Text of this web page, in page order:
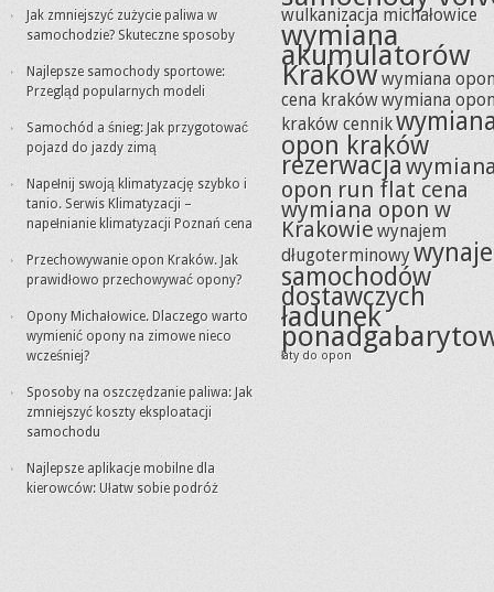
Jak zmniejszyć zużycie paliwa w
samochodzie? Skuteczne sposoby
Najlepsze samochody sportowe:
Przegląd popularnych modeli
Samochód a śnieg: Jak przygotować
pojazd do jazdy zimą
Napełnij swoją klimatyzację szybko i
tanio. Serwis Klimatyzacji –
napełnianie klimatyzacji Poznań cena
Przechowywanie opon Kraków. Jak
prawidłowo przechowywać opony?
Opony Michałowice. Dlaczego warto
wymienić opony na zimowe nieco
wcześniej?
Sposoby na oszczędzanie paliwa: Jak
zmniejszyć koszty eksploatacji
samochodu
Najlepsze aplikacje mobilne dla
kierowców: Ułatw sobie podróż
wulkanizacja michałowice
wymiana
akumulatorów
Krakówwymiana
cena krakówwymiana
kraków cennik
opon kraków
rezerwacja
opon run flat cena
wymiana opon w
Krakowiewynajem
długoterminowy
samochodów
dostawczych
ładunek
łaty do opon